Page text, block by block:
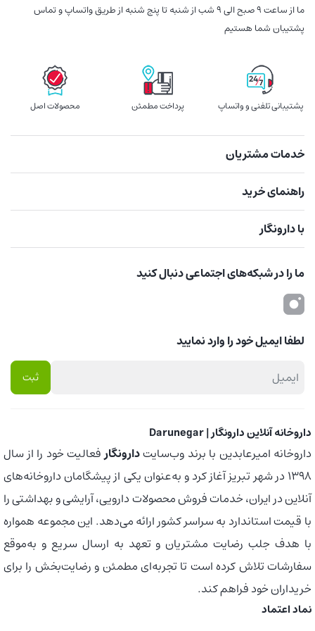
ما از ساعت 9 صبح الی 9 شب از شنبه تا پنج شنبه از طریق واتساپ و تماس
پشتیبان شما هستیم
پشتیبانی تلفنی و واتساپ پرداخت مطمئن محصولات اصل
خدمات مشتریان
راهنمای خرید
با دارونگار
ما را در شبکه‌های اجتماعی دنبال کنید
لطفا ایمیل خود را وارد نمایید
داروخانه آنلاین دارونگار | Darunegar
داروخانه امیرعابدین با برند وب‌سایتدارونگارفعالیت خود را از سال
1398 در شهر تبریز آغاز کرد و به‌عنوان یکی از پیشگامان داروخانه‌های
آنلاین در ایران، خدمات فروش محصولات دارویی، آرایشی و بهداشتی را
با قیمت استاندارد به سراسر کشور ارائه می‌دهد. این مجموعه همواره
با هدف جلب رضایت مشتریان و تعهد به ارسال سریع و به‌موقع
سفارشات تلاش کرده است تا تجربه‌ای مطمئن و رضایت‌بخش را برای
خریداران خود فراهم کند.
نماد اعتماد